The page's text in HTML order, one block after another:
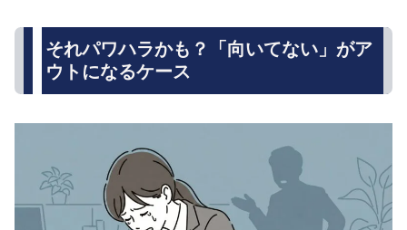
それパワハラかも？「向いてない」がア
ウトになるケース